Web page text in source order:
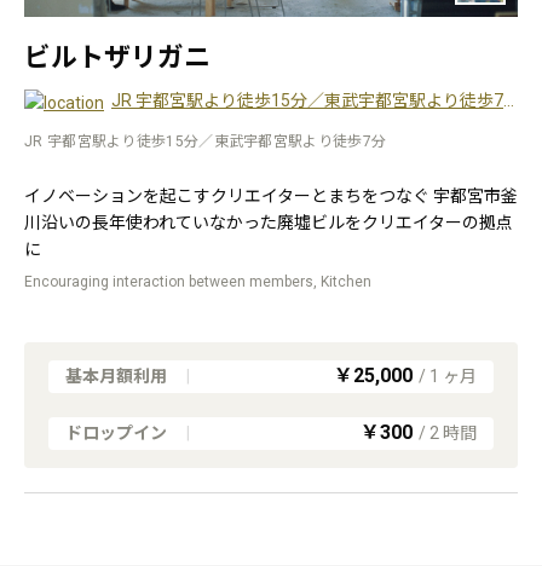
ビルトザリガニ
JR 宇都宮駅より徒歩15分／東武宇都宮駅より徒歩7分
JR 宇都宮駅より徒歩15分／東武宇都宮駅より徒歩7分
イノベーションを起こすクリエイターとまちをつなぐ 宇都宮市釜
川沿いの長年使われていなかった廃墟ビルをクリエイターの拠点
に
Encouraging interaction between members, Kitchen
基本月額利用 ￥25,000 / 1 ヶ月
ドロップイン ￥300 / 2 時間